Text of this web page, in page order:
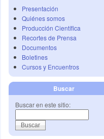
Presentación
Quiénes somos
Producción Científica
Recortes de Prensa
Documentos
Boletines
Cursos y Encuentros
Buscar
Buscar en este sitio: